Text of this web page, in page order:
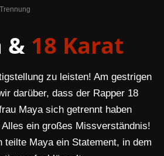
Trennung
& 18 Karat
zu leisten! Am gestrigen
darüber, dass der Rapper 18
Maya sich getrennt haben
ein großes Missverständnis!
teilte Maya ein Statement, in dem